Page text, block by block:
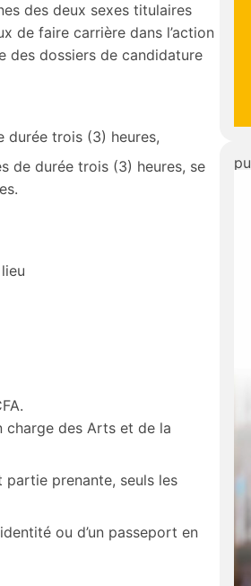
des deux sexes titulaires
de faire carrière dans l’action
des dossiers de candidature
trois (3) heures,
durée trois (3) heures, se
charge des Arts et de la
prenante, seuls les
ou d’un passeport en